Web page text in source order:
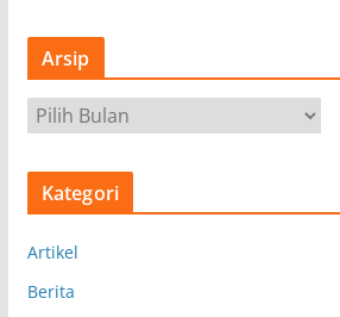
Arsip
r
s
Kategori
Artikel
Berita